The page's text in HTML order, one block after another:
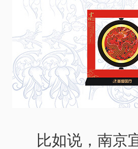
比如说，南